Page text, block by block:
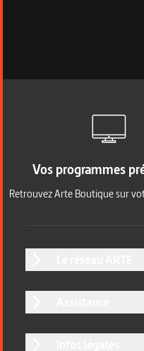
Vos programmes
Retrouvez Arte Boutique sur